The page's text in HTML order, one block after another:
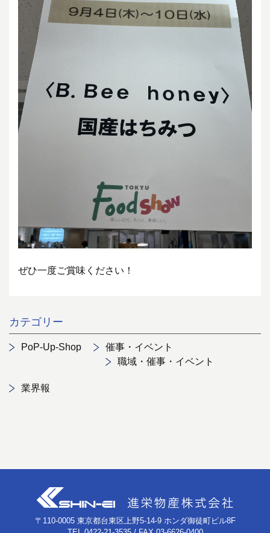
ぜひ一度ご賞味ください！
カテゴリー
PoP-Up-Shop
催事・イベント
職域・催事・イベント
業界報
〒110-0005 東京都台東区上野5-14-9 ホンダ御徒町ビル8F